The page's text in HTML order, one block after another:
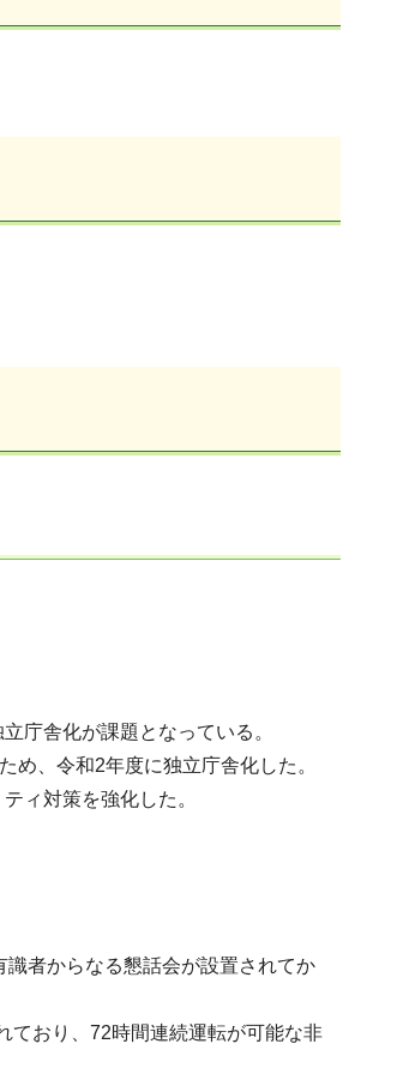
庁舎化が課題となっている。
、令和2年度に独立庁舎化した。
ィ対策を強化した。
者からなる懇話会が設置されてか
おり、72時間連続運転が可能な非